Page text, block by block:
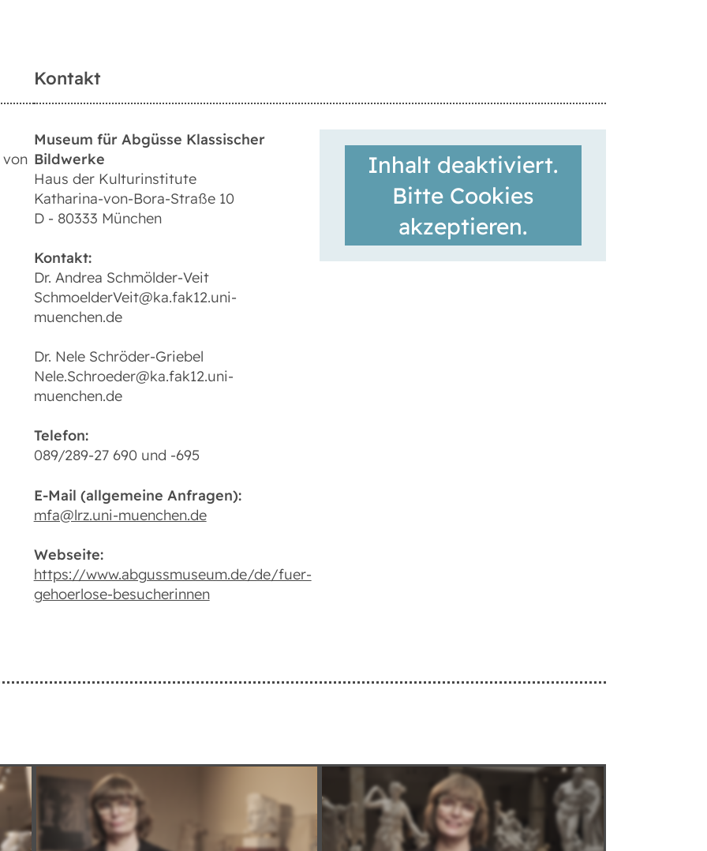
Kontakt
Museum für Abgüsse Klassischer
Bildwerke
Haus der Kulturinstitute
Katharina-von-Bora-Straße 10
D - 80333 München
Kontakt:
Dr. Andrea Schmölder-Veit
SchmoelderVeit@ka.fak12.uni-
muenchen.de
Dr. Nele Schröder-Griebel
Nele.Schroeder@ka.fak12.uni-
muenchen.de
Telefon:
089/289-27 690 und -695
E-Mail (allgemeine Anfragen):
mfa@lrz.uni-muenchen.de
Webseite:
https://www.abgussmuseum.de/de/fuer-
gehoerlose-besucherinnen
Inhalt deaktiviert.
Bitte Cookies
akzeptieren.